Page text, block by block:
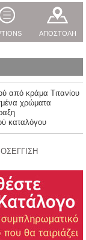
ΑΠΟΣΤΟΛΗ
από κράμα Τιτανίου
χρώματα
καταλόγου